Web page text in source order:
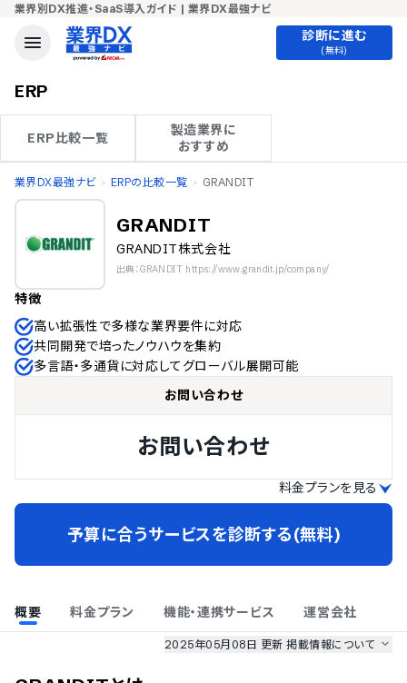
業界別DX推進・SaaS導入ガイド | 業界DX最強ナビ
診断に進む
(無料)
ERP
ERP比較一覧
製造業界に
おすすめ
業界DX最強ナビ ERPの比較一覧 GRANDIT
GRANDIT
GRANDIT株式会社
出典：GRANDIT https://www.grandit.jp/company/
特徴
高い拡張性で多様な業界要件に対応
共同開発で培ったノウハウを集約
多言語・多通貨に対応してグローバル展開可能
お問い合わせ
お問い合わせ
料金プランを見る
予算に合うサービスを診断する(無料)
概要 料金プラン 機能・連携サービス 運営会社
2025年05月08日 更新掲載情報について